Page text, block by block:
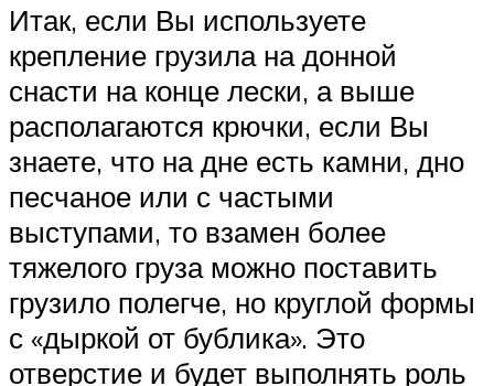
Итак, если Вы используете
крепление грузила на донной
снасти на конце лески, а выше
располагаются крючки, если Вы
знаете, что на дне есть камни, дно
песчаное или с частыми
выступами, то взамен более
тяжелого груза можно поставить
грузило полегче, но круглой формы
с «дыркой от бублика». Это
отверстие и будет выполнять роль